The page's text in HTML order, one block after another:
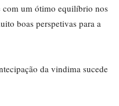
um ótimo equilíbrio nos
boas perspetivas para a
da vindima sucede